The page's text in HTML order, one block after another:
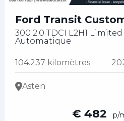
Ford Transit
300 2.0 TDCI L2H1
Automatique
104.237 kilomètres
Asten
€ 482 p/